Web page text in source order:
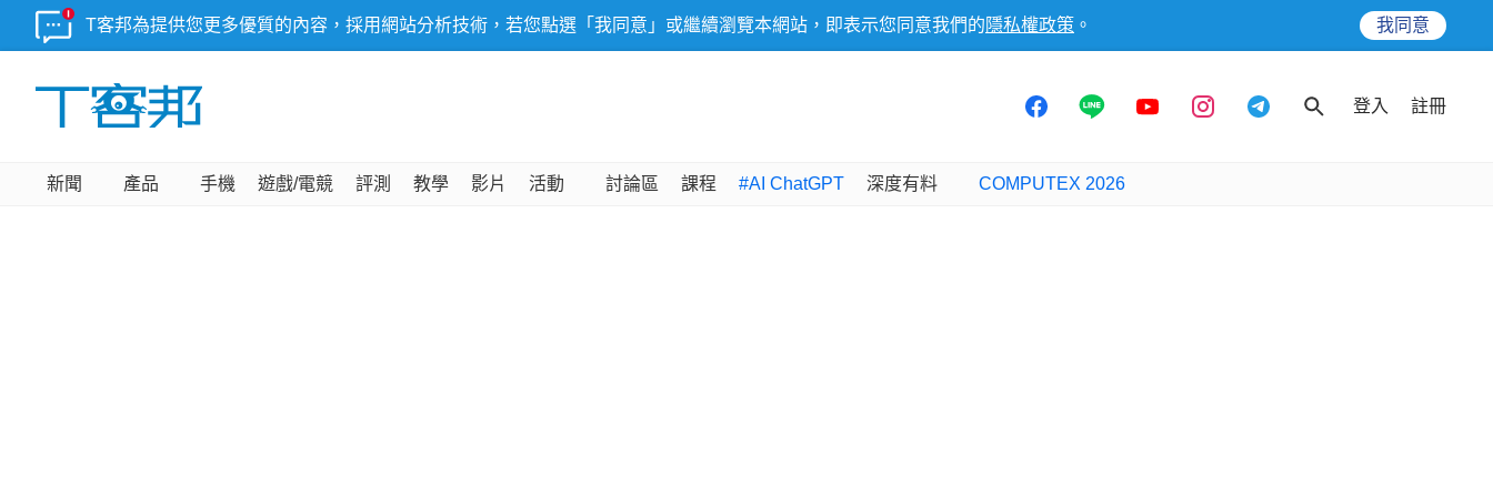
T客邦為提供您更多優質的內容，採用網站分析技術，若您點選「我同意」或繼續瀏覽本網站，即表示您同意我們的 隱私權政策 。 我同意
登入 註冊
新聞 產品 手機 遊戲/電競 評測 教學 影片 活動 討論區 課程 #AI ChatGPT 深度有料 COMPUTEX 2026